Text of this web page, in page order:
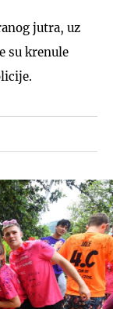
jutra, uz
su krenule